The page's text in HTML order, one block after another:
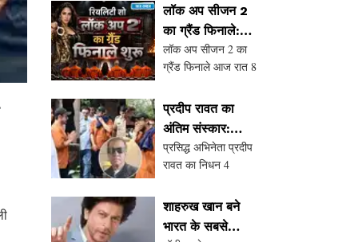
लॉक अप सीजन 2
का ग्रैंड फिनाले:
विजेता का ऐलान
आज रात
लॉक अप सीजन 2 का
ग्रैंड फिनाले आज रात 8
प्रसारित होगा। इस शो
में कंटेस्टेंट्स ने कई
चुनौतियों का सामना
किया है, और अब दर्शकों
को इंतजार है यह जानने
जीतेगा और ₹1 करोड़
प्रदीप रावत का
अंतिम संस्कार:
आमिर खान और
अन्य सितारों ने दी
प्रसिद्ध अभिनेता प्रदीप
रावत का निधन 4
उनके अंतिम संस्कार में
कई फिल्मी सितारे शामिल
हुए, जिनमें आमिर खान
शाहरुख खान बने
भारत के सबसे